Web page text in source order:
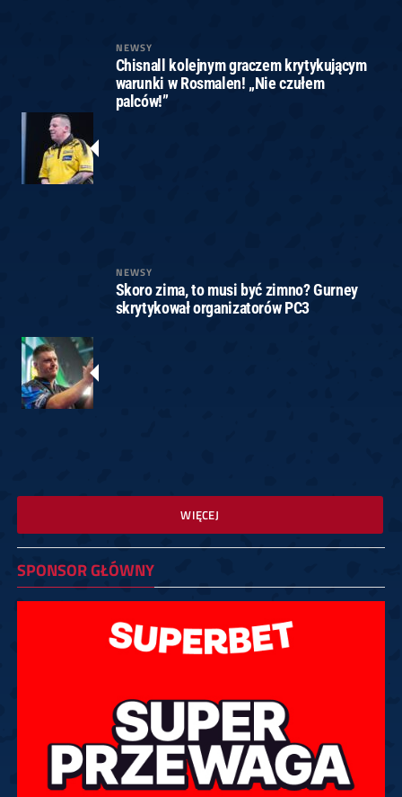
NEWSY
Chisnall kolejnym graczem krytykującym
warunki w Rosmalen! „Nie czułem
palców!”
NEWSY
Skoro zima, to musi być zimno? Gurney
skrytykował organizatorów PC3
WIĘCEJ
SPONSOR GŁÓWNY